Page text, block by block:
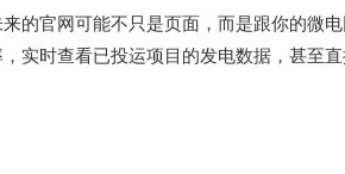
的官网可能不只是页面，而是跟你的微
实时查看已投运项目的发电数据，甚至直